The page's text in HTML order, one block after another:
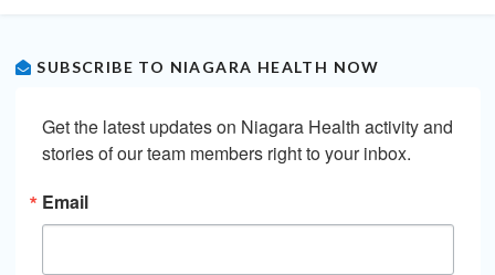
SUBSCRIBE TO NIAGARA HEALTH NOW
Get the latest updates on Niagara Health activity and
stories of our team members right to your inbox.
Email